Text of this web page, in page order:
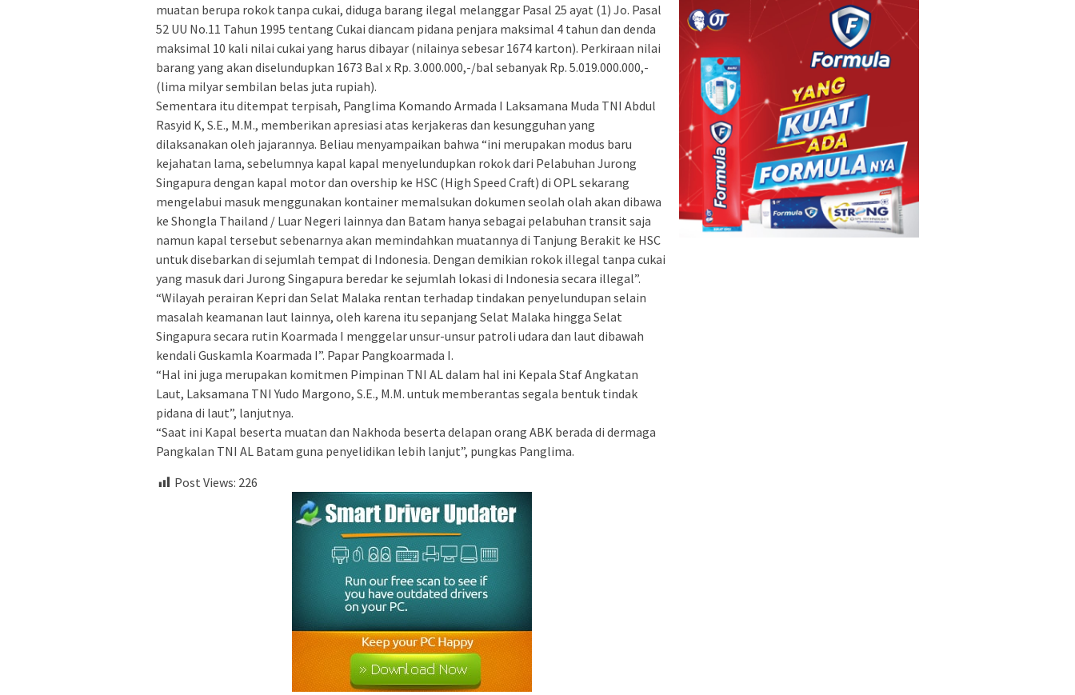
muatan berupa rokok tanpa cukai, diduga barang ilegal melanggar Pasal 25 ayat (1) Jo. Pasal
52 UU No.11 Tahun 1995 tentang Cukai diancam pidana penjara maksimal 4 tahun dan denda
maksimal 10 kali nilai cukai yang harus dibayar (nilainya sebesar 1674 karton). Perkiraan nilai
barang yang akan diselundupkan 1673 Bal x Rp. 3.000.000,-/bal sebanyak Rp. 5.019.000.000,-
(lima milyar sembilan belas juta rupiah).
Sementara itu ditempat terpisah, Panglima Komando Armada I Laksamana Muda TNI Abdul
Rasyid K, S.E., M.M., memberikan apresiasi atas kerjakeras dan kesungguhan yang
dilaksanakan oleh jajarannya. Beliau menyampaikan bahwa “ini merupakan modus baru
kejahatan lama, sebelumnya kapal kapal menyelundupkan rokok dari Pelabuhan Jurong
Singapura dengan kapal motor dan overship ke HSC (High Speed Craft) di OPL sekarang
mengelabui masuk menggunakan kontainer memalsukan dokumen seolah olah akan dibawa
ke Shongla Thailand / Luar Negeri lainnya dan Batam hanya sebagai pelabuhan transit saja
namun kapal tersebut sebenarnya akan memindahkan muatannya di Tanjung Berakit ke HSC
untuk disebarkan di sejumlah tempat di Indonesia. Dengan demikian rokok illegal tanpa cukai
yang masuk dari Jurong Singapura beredar ke sejumlah lokasi di Indonesia secara illegal”.
“Wilayah perairan Kepri dan Selat Malaka rentan terhadap tindakan penyelundupan selain
masalah keamanan laut lainnya, oleh karena itu sepanjang Selat Malaka hingga Selat
Singapura secara rutin Koarmada I menggelar unsur-unsur patroli udara dan laut dibawah
kendali Guskamla Koarmada I”. Papar Pangkoarmada I.
“Hal ini juga merupakan komitmen Pimpinan TNI AL dalam hal ini Kepala Staf Angkatan
Laut, Laksamana TNI Yudo Margono, S.E., M.M. untuk memberantas segala bentuk tindak
pidana di laut”, lanjutnya.
“Saat ini Kapal beserta muatan dan Nakhoda beserta delapan orang ABK berada di dermaga
Pangkalan TNI AL Batam guna penyelidikan lebih lanjut”, pungkas Panglima.
Post Views: 226